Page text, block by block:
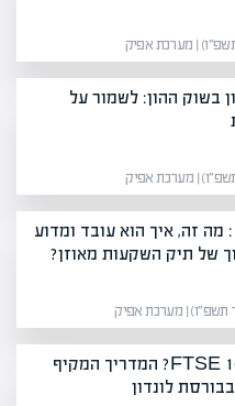
בשוק ההון: לשמור על
זה, איך הוא עובד ומדוע
של תיק השקעות מאוזן?
מה זה מדד FTSE 100? המדריך המקיף
לונדון